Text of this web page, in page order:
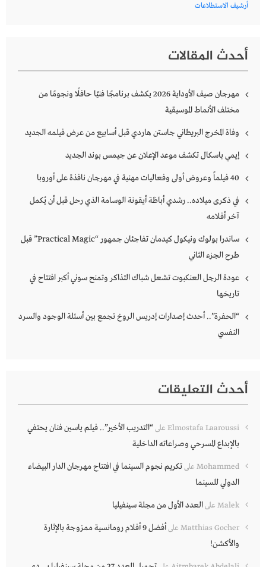
أرشيف الاستطلاعات
أحدث المقالات
مهرجان صيف الأوداية 2026 يكشف برنامجًا فنيًا حافلًا ونجومًا من
مختلف الأنماط الموسيقية
وفاة المخرج البريطاني جاستن هاردي قبل أسابيع من عرض فيلمه الجديد
إيمي باسكال تكشف موعد الإعلان عن جيمس بوند الجديد
40 فيلماً وعروض أولى وفعاليات مهنية في مهرجان نافذة على أوروبا
في ذكرى ميلاده.. رشدي أباظة أيقونة الوسامة الذي رحل قبل أن يُكمل
آخر أفلامه
ساندرا بولوك ونيكول كيدمان تفاجئان جمهور “Practical Magic” قبل
طرح الجزء الثاني
عودة الرجل العنكبوت تشعل شباك التذاكر وتمنح سوني أكبر افتتاح في
تاريخها
“الحفرة”.. أحدث إصدارات إدريس الروخ تجمع بين أسئلة الوجود والسرد
النفسي
أحدث التعليقات
Elmostafa Laaroussi على“التدريب الأخير”.. فيلم ياسين فنان يحتفي
بالإبداع المسرحي وصراعاته الداخلية
Mohammed علىتكريم نجوم السينما في افتتاح مهرجان الدار البيضاء
الدولي للسينما
Malek علىالعدد الأول من مجلة سينفيليا
Matthias Gocher على
أفضل 9 أفلام رومانسية ممزوجة بالإثارة
والأكشن!